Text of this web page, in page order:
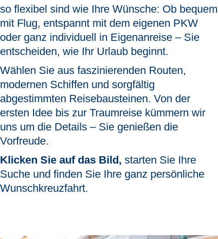
so flexibel sind wie Ihre Wünsche: Ob bequem
mit Flug, entspannt mit dem eigenen PKW
oder ganz individuell in Eigenanreise – Sie
entscheiden, wie Ihr Urlaub beginnt.
Wählen Sie aus faszinierenden Routen,
modernen Schiffen und sorgfältig
abgestimmten Reisebausteinen. Von der
ersten Idee bis zur Traumreise kümmern wir
uns um die Details – Sie genießen die
Vorfreude.
Klicken Sie auf das Bild, starten Sie Ihre
Suche und finden Sie Ihre ganz persönliche
Wunschkreuzfahrt.